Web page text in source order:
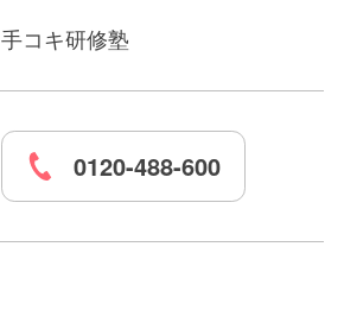
手コキ研修塾
0120-488-600